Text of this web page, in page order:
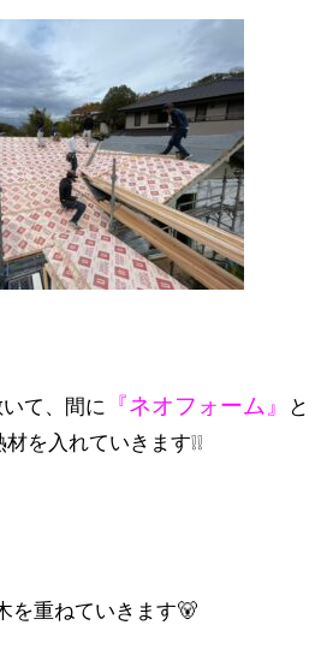
て、間に 『ネオフォーム』
と
を入れていきます❕❕
を重ねていきます🐻